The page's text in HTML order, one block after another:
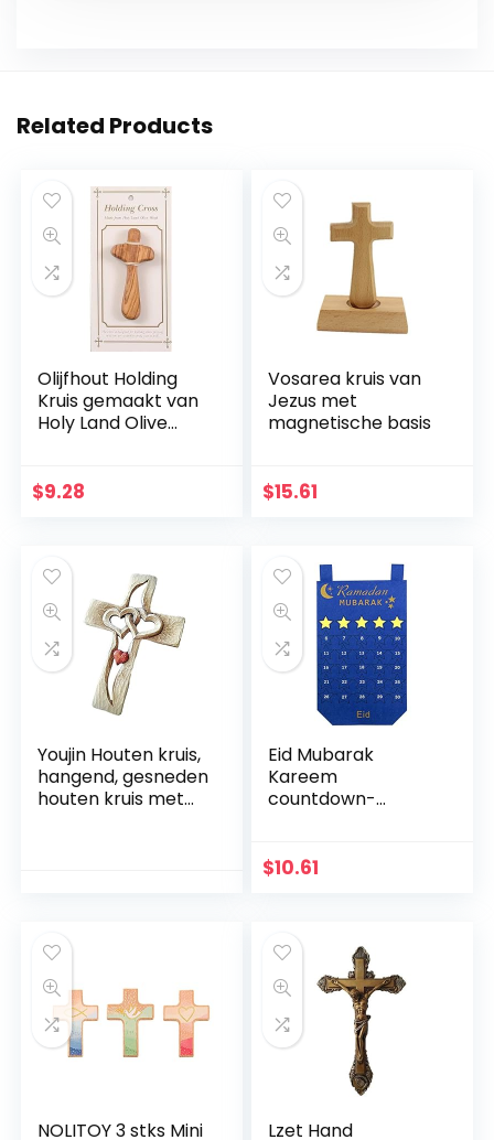
Related Products
Olijfhout Holding
Kruis gemaakt van
Holy Land Olive
$9.28
Vosarea kruis van
Jezus met
magnetische basis
$15.61
Youjin Houten kruis,
hangend, gesneden
houten kruis met
Eid Mubarak
Kareem
countdown-
kalender met 30
decoratie
$10.61
NOLITOY 3 stks Mini Lzet Hand